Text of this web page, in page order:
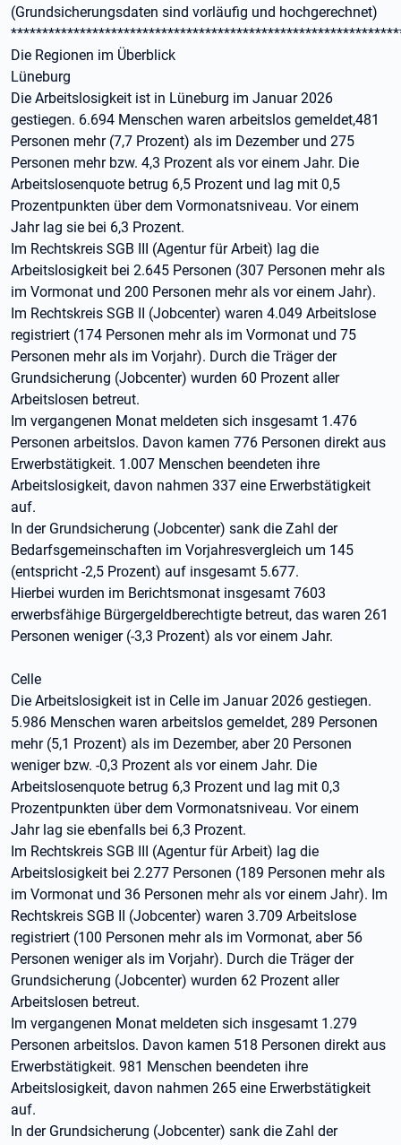
(Grundsicherungsdaten sind vorläufig und hochgerechnet)
Die Regionen im Überblick
Lüneburg
Die Arbeitslosigkeit ist in Lüneburg im Januar 2026
gestiegen. 6.694 Menschen waren arbeitslos gemeldet,481
Personen mehr (7,7 Prozent) als im Dezember und 275
Personen mehr bzw. 4,3 Prozent als vor einem Jahr. Die
Arbeitslosenquote betrug 6,5 Prozent und lag mit 0,5
Prozentpunkten über dem Vormonatsniveau. Vor einem
Jahr lag sie bei 6,3 Prozent.
Im Rechtskreis SGB III (Agentur für Arbeit) lag die
Arbeitslosigkeit bei 2.645 Personen (307 Personen mehr als
im Vormonat und 200 Personen mehr als vor einem Jahr).
Im Rechtskreis SGB II (Jobcenter) waren 4.049 Arbeitslose
registriert (174 Personen mehr als im Vormonat und 75
Personen mehr als im Vorjahr). Durch die Träger der
Grundsicherung (Jobcenter) wurden 60 Prozent aller
Arbeitslosen betreut.
Im vergangenen Monat meldeten sich insgesamt 1.476
Personen arbeitslos. Davon kamen 776 Personen direkt aus
Erwerbstätigkeit. 1.007 Menschen beendeten ihre
Arbeitslosigkeit, davon nahmen 337 eine Erwerbstätigkeit
auf.
In der Grundsicherung (Jobcenter) sank die Zahl der
Bedarfsgemeinschaften im Vorjahresvergleich um 145
(entspricht -2,5 Prozent) auf insgesamt 5.677.
Hierbei wurden im Berichtsmonat insgesamt 7603
erwerbsfähige Bürgergeldberechtigte betreut, das waren 261
Personen weniger (-3,3 Prozent) als vor einem Jahr.
Celle
Die Arbeitslosigkeit ist in Celle im Januar 2026 gestiegen.
5.986 Menschen waren arbeitslos gemeldet, 289 Personen
mehr (5,1 Prozent) als im Dezember, aber 20 Personen
weniger bzw. -0,3 Prozent als vor einem Jahr. Die
Arbeitslosenquote betrug 6,3 Prozent und lag mit 0,3
Prozentpunkten über dem Vormonatsniveau. Vor einem
Jahr lag sie ebenfalls bei 6,3 Prozent.
Im Rechtskreis SGB III (Agentur für Arbeit) lag die
Arbeitslosigkeit bei 2.277 Personen (189 Personen mehr als
im Vormonat und 36 Personen mehr als vor einem Jahr). Im
Rechtskreis SGB II (Jobcenter) waren 3.709 Arbeitslose
registriert (100 Personen mehr als im Vormonat, aber 56
Personen weniger als im Vorjahr). Durch die Träger der
Grundsicherung (Jobcenter) wurden 62 Prozent aller
Arbeitslosen betreut.
Im vergangenen Monat meldeten sich insgesamt 1.279
Personen arbeitslos. Davon kamen 518 Personen direkt aus
Erwerbstätigkeit. 981 Menschen beendeten ihre
Arbeitslosigkeit, davon nahmen 265 eine Erwerbstätigkeit
auf.
In der Grundsicherung (Jobcenter) sank die Zahl der